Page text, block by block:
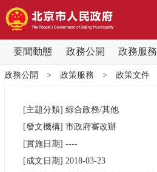
要聞動態 政務公開 政務服務
要聞動態
黨中央精神 國務院資訊
北京要聞
政務公開 > 政策服務 > 政策文件
[主題分類] 綜合政務/其他
[發文機構] 市政府審改辦
[實施日期] ----
[成文日期] 2018-03-23